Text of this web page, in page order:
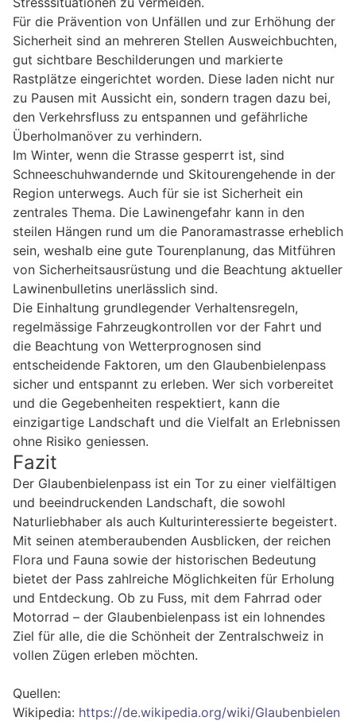
Für die Prävention von Unfällen und zur Erhöhung der
Sicherheit sind an mehreren Stellen Ausweichbuchten,
gut sichtbare Beschilderungen und markierte
Rastplätze eingerichtet worden. Diese laden nicht nur
zu Pausen mit Aussicht ein, sondern tragen dazu bei,
den Verkehrsfluss zu entspannen und gefährliche
Überholmanöver zu verhindern.
Im Winter, wenn die Strasse gesperrt ist, sind
Schneeschuhwandernde und Skitourengehende in der
Region unterwegs. Auch für sie ist Sicherheit ein
zentrales Thema. Die Lawinengefahr kann in den
steilen Hängen rund um die Panoramastrasse erheblich
sein, weshalb eine gute Tourenplanung, das Mitführen
von Sicherheitsausrüstung und die Beachtung aktueller
Lawinenbulletins unerlässlich sind.
Die Einhaltung grundlegender Verhaltensregeln,
regelmässige Fahrzeugkontrollen vor der Fahrt und
die Beachtung von Wetterprognosen sind
entscheidende Faktoren, um den Glaubenbielenpass
sicher und entspannt zu erleben. Wer sich vorbereitet
und die Gegebenheiten respektiert, kann die
einzigartige Landschaft und die Vielfalt an Erlebnissen
ohne Risiko geniessen.
Fazit
Der Glaubenbielenpass ist ein Tor zu einer vielfältigen
und beeindruckenden Landschaft, die sowohl
Naturliebhaber als auch Kulturinteressierte begeistert.
Mit seinen atemberaubenden Ausblicken, der reichen
Flora und Fauna sowie der historischen Bedeutung
bietet der Pass zahlreiche Möglichkeiten für Erholung
und Entdeckung. Ob zu Fuss, mit dem Fahrrad oder
Motorrad – der Glaubenbielenpass ist ein lohnendes
Ziel für alle, die die Schönheit der Zentralschweiz in
vollen Zügen erleben möchten.
Quellen:
Wikipedia: https://de.wikipedia.org/wiki/Glaubenbielen